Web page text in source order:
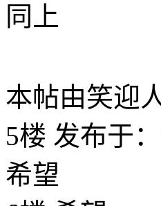
同上
本帖由笑迎
5楼 发布于：
希望